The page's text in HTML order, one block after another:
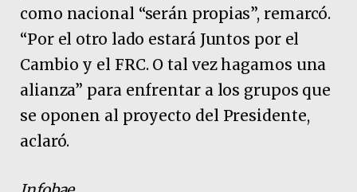
como nacional “serán propias”, remarcó.
“Por el otro lado estará Juntos por el
Cambio y el FRC. O tal vez hagamos una
alianza” para enfrentar a los grupos que
se oponen al proyecto del Presidente,
aclaró.